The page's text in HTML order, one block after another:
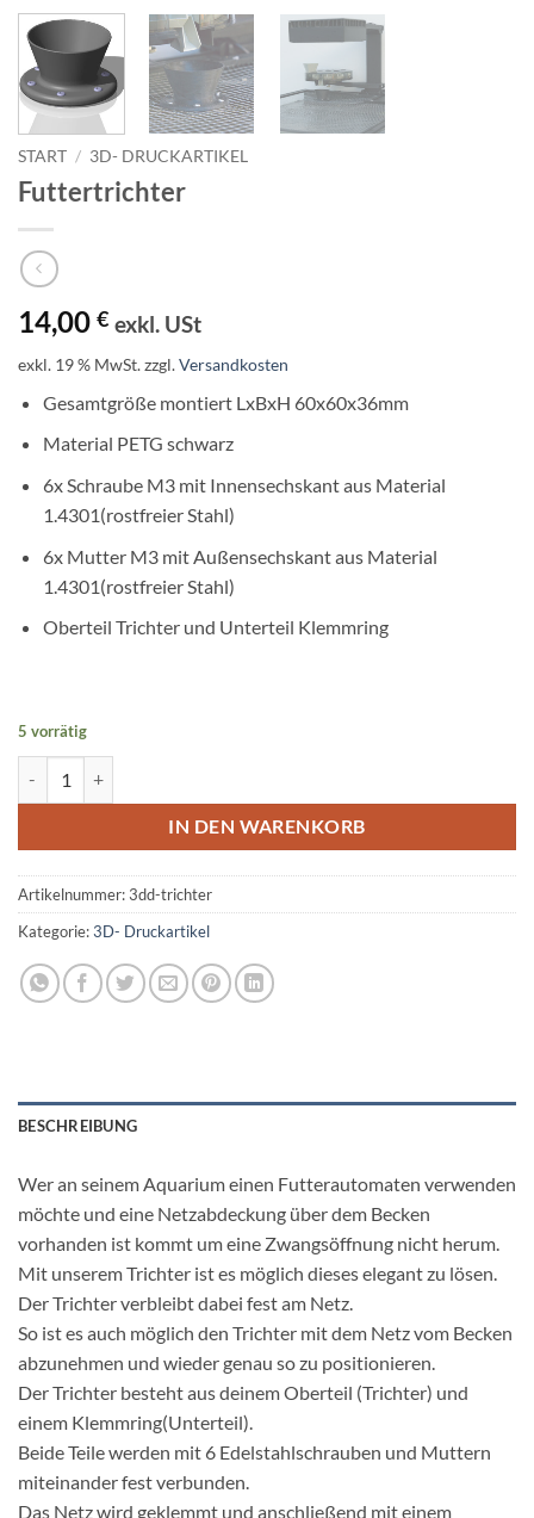
START / 3D- DRUCKARTIKEL
Futtertrichter
14,00 € exkl. USt
exkl. 19 % MwSt.zzgl.Versandkosten
Gesamtgröße montiert LxBxH 60x60x36mm
Material PETG schwarz
6x Schraube M3 mit Innensechskant aus Material
1.4301(rostfreier Stahl)
6x Mutter M3 mit Außensechskant aus Material
1.4301(rostfreier Stahl)
Oberteil Trichter und Unterteil Klemmring
5 vorrätig
IN DEN WARENKORB
Artikelnummer:3dd-trichter
Kategorie:3D- Druckartikel
BESCHREIBUNG
Wer an seinem Aquarium einen Futterautomaten verwenden
möchte und eine Netzabdeckung über dem Becken
vorhanden ist kommt um eine Zwangsöffnung nicht herum.
Mit unserem Trichter ist es möglich dieses elegant zu lösen.
Der Trichter verbleibt dabei fest am Netz.
So ist es auch möglich den Trichter mit dem Netz vom Becken
abzunehmen und wieder genau so zu positionieren.
Der Trichter besteht aus deinem Oberteil (Trichter) und
einem Klemmring(Unterteil).
Beide Teile werden mit 6 Edelstahlschrauben und Muttern
miteinander fest verbunden.
Das Netz wird geklemmt und anschließend mit einem